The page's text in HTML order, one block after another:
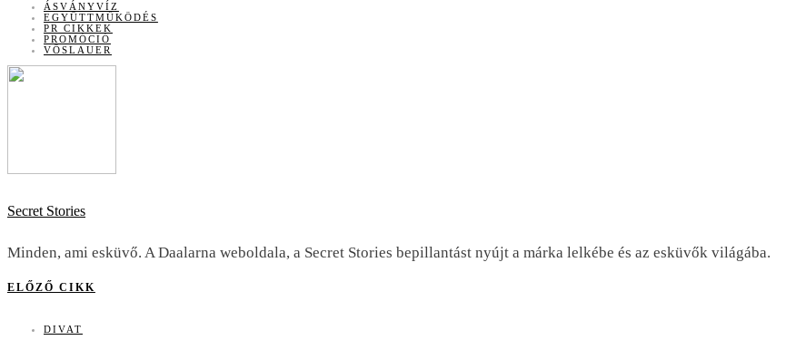
ÁSVÁNYVÍZ
EGYÜTTMŰKÖDÉS
PR CIKKEK
PROMÓCIÓ
VÖSLAUER
Secret Stories
Minden, ami esküvő. A Daalarna weboldala, a Secret Stories bepillantást nyújt a márka lelkébe és az esküvők világába.
ELŐZŐ CIKK
DIVAT